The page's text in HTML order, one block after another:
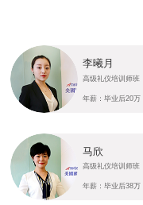
李曦月
高级礼仪培训师班
年薪：毕业后20万
马欣
高级礼仪培训师班
年薪：毕业后38万